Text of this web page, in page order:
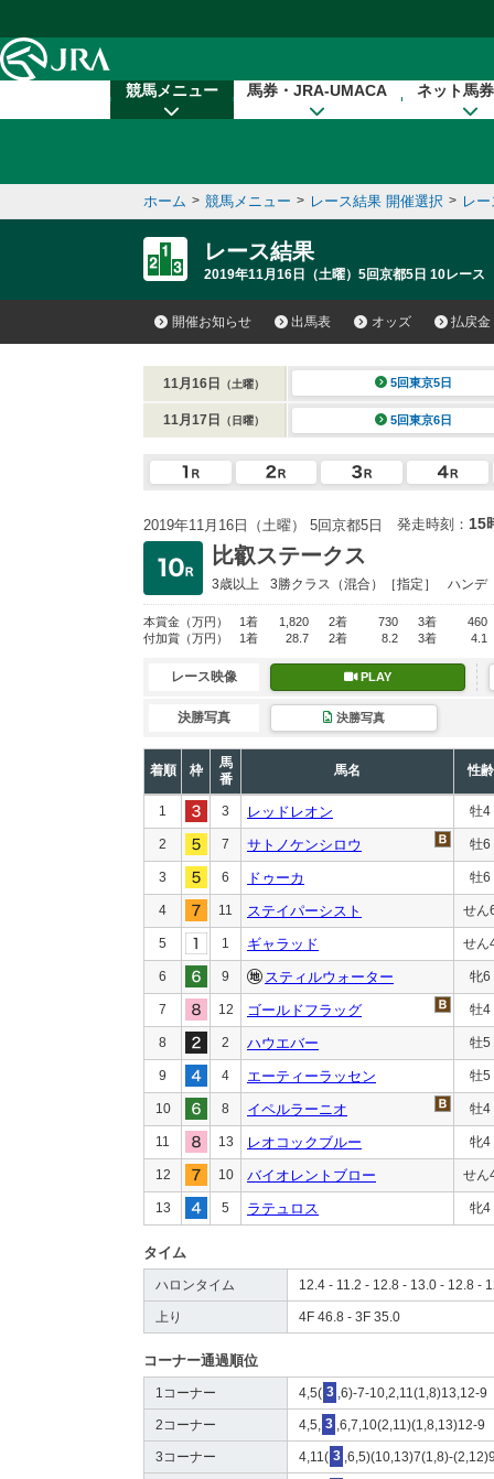
競馬メニュー 馬券・JRA-UMACA ネット馬
ホーム > 競馬メニュー > レース結果 開催選択 > レ
レース結果
2019年11月16日（土曜）5回京都5日 10レース
開催お知らせ 出馬表 オッズ 払戻金
11月16日 （土曜） 5回東京5日
11月17日 （日曜） 5回東京6日
2019年11月16日（土曜） 5回京都5日 発走時刻： 15
比叡ステークス
3歳以上 3勝クラス （混合）［指定］ ハンデ
本賞金 （万円） 1着 1,820 2着 730 3着
460
付加賞 （万円） 1着 28.7 2着 8.2 3着 4.1
レース映像 PLAY
決勝写真 決勝写真
着順 枠
馬
番
馬名 性齢
1 3 レッドレオン 牡4
2 7 サトノケンシロウ 牡6
3 6 ドゥーカ 牡6
4 11 ステイパーシスト せん
5 1 ギャラッド せん
6 9 スティルウォーター 牝6
7 12 ゴールドフラッグ 牡4
8 2 ハウエバー 牡5
9 4 エーティーラッセン 牡5
10 8 イペルラーニオ 牡4
11 13 レオコックブルー 牝4
12 10 バイオレントブロー せん
13 5 ラテュロス 牝4
タイム
ハロンタイム 12.4 - 11.2 - 12.8 - 13.0 - 12.8 -
上り 4F 46.8 - 3F 35.0
コーナー通過順位
1コーナー 4,5( 3 ,6)-7-10,2,11(1,8)13,12-9
2コーナー 4,5, 3 ,6,7,10(2,11)(1,8,13)12-9
3コーナー 4,11( 3 ,6,5)(10,13)7(1,8)-